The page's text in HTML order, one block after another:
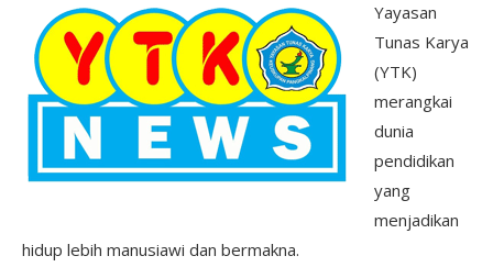
Yayasan
Tunas Karya
(YTK)
merangkai
dunia
pendidikan
yang
menjadikan
hidup lebih manusiawi dan bermakna.